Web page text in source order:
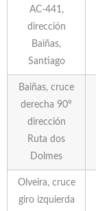
AC-441,
dirección
Baiñas,
Santiago
Baiñas, cruce
derecha 90º
dirección
Ruta dos
Dolmes
Olveira, cruce
giro izquierda